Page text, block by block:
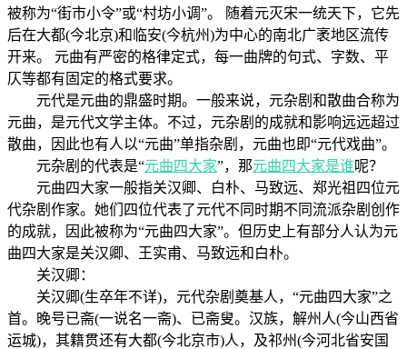
被称为“街市小令”或“村坊小调”。 随着元灭宋一统天下，它先
后在大都(今北京)和临安(今杭州)为中心的南北广袤地区流传
开来。 元曲有严密的格律定式，每一曲牌的句式、字数、平
仄等都有固定的格式要求。
元代是元曲的鼎盛时期。一般来说，元杂剧和散曲合称为
元曲，是元代文学主体。不过，元杂剧的成就和影响远远超过
散曲，因此也有人以“元曲”单指杂剧，元曲也即“元代戏曲”。
元杂剧的代表是“元曲四大家”，那元曲四大家是谁呢？
元曲四大家一般指关汉卿、白朴、马致远、郑光祖四位元
代杂剧作家。她们四位代表了元代不同时期不同流派杂剧创作
的成就，因此被称为“元曲四大家”。但历史上有部分人认为元
曲四大家是关汉卿、王实甫、马致远和白朴。
关汉卿：
关汉卿(生卒年不详)，元代杂剧奠基人，“元曲四大家”之
首。晚号已斋(一说名一斋)、已斋叟。汉族，解州人(今山西省
运城)，其籍贯还有大都(今北京市)人，及祁州(今河北省安国